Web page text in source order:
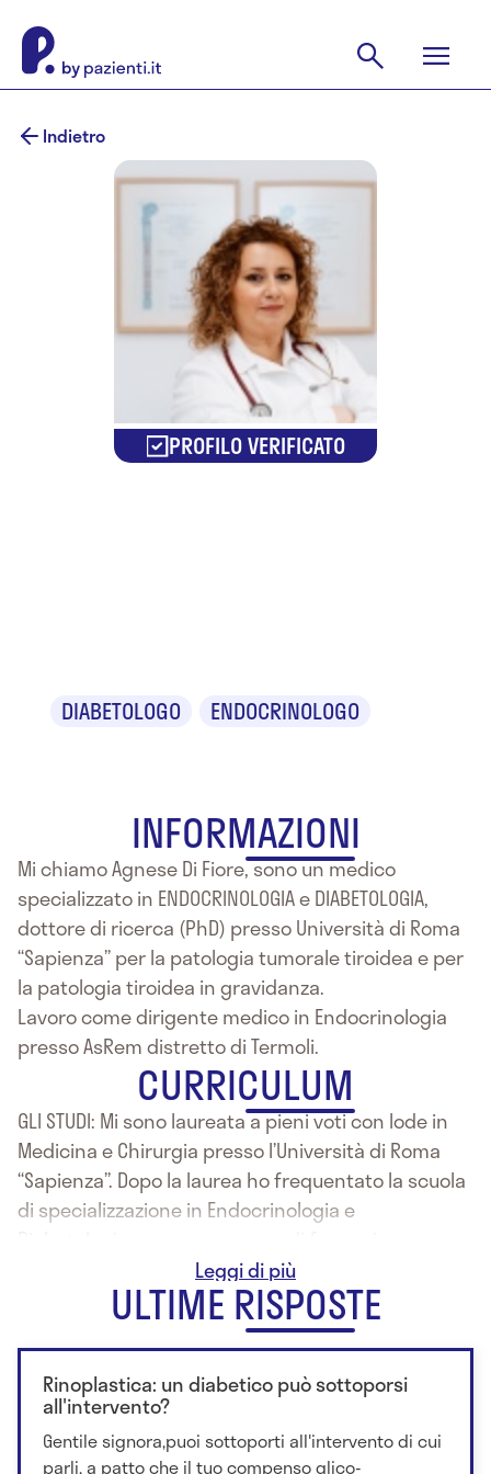
Indietro
PROFILO VERIFICATO
DIABETOLOGO ENDOCRINOLOGO
INFORMAZIONI
Mi chiamo Agnese Di Fiore, sono un medico
specializzato in ENDOCRINOLOGIA e DIABETOLOGIA,
dottore di ricerca (PhD) presso Università di Roma
“Sapienza” per la patologia tumorale tiroidea e per
la patologia tiroidea in gravidanza.
Lavoro come dirigente medico in Endocrinologia
presso AsRem distretto di Termoli.
CURRICULUM
GLI STUDI: Mi sono laureata a pieni voti con lode in
Medicina e Chirurgia presso l’Università di Roma
“Sapienza”. Dopo la laurea ho frequentato la scuola
di specializzazione in Endocrinologia e
specialistica di eccellenza presso il Centro Malattie
della Tiroide, centro di riferimento nazionale, del
Policlinico Umberto I, Università di Roma “Sapienza”,
dove poi ho continuato il percorso come
ricercatrice. Dopo la specializzazione, ho
conseguito il dottorato di ricerca (PhD) in Scienze
Endocrinologiche, Metaboliche ed Andrologiche
ULTIME RISPOSTE
Rinoplastica: un diabetico può sottoporsi
all'intervento?
Gentile signora,puoi sottoporti all'intervento di cui
parli, a patto che il tuo compenso glico-